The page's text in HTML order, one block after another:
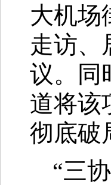
大机场
走访、
议。同
道将该
彻底破
“三